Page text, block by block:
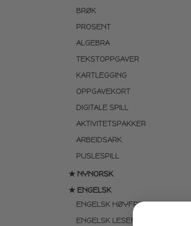
BRØK
PROSENT
ALGEBRA
TEKSTOPPGAVER
KARTLEGGING
OPPGAVEKORT
DIGITALE SPILL
AKTIVITETSPAKKER
ARBEIDSARK
PUSLESPILL
★ NYNORSK
★ ENGELSK
ENGELSK HØYFREKVENTE ORD
ENGELSK LESEFORSTÅELSE